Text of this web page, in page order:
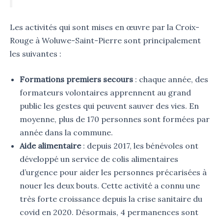
Les activités qui sont mises en œuvre par la Croix-
Rouge à Woluwe-Saint-Pierre sont principalement
les suivantes :
Formations premiers secours : chaque année, des
formateurs volontaires apprennent au grand
public les gestes qui peuvent sauver des vies. En
moyenne, plus de 170 personnes sont formées par
année dans la commune.
Aide alimentaire: depuis 2017, les bénévoles ont
développé un service de colis alimentaires
d’urgence pour aider les personnes précarisées à
nouer les deux bouts. Cette activité a connu une
très forte croissance depuis la crise sanitaire du
covid en 2020. Désormais, 4 permanences sont